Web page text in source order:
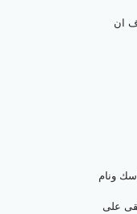
ان
ونام
على